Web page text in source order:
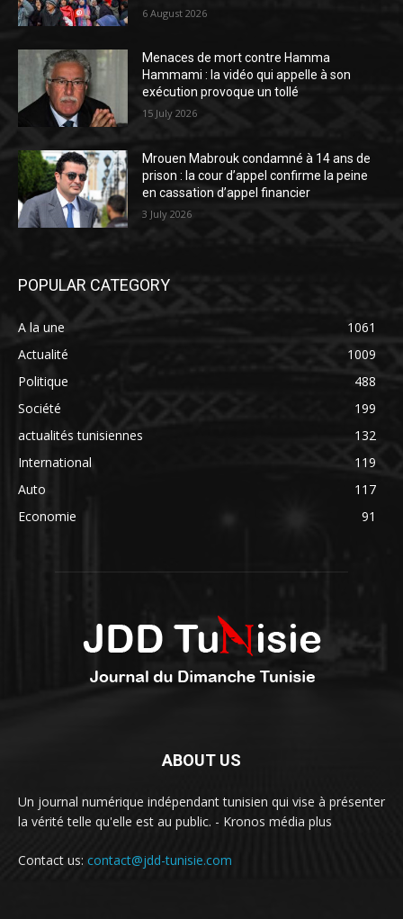
6 August 2026
Menaces de mort contre Hamma
Hammami : la vidéo qui appelle à son
exécution provoque un tollé
15 July 2026
Mrouen Mabrouk condamné à 14 ans de
prison : la cour d’appel confirme la peine
en cassation d’appel financier
3 July 2026
POPULAR CATEGORY
A la une
1061
Actualité
1009
Politique
488
Société
199
actualités tunisiennes
132
International
119
Auto
117
Economie
91
ABOUT US
Un journal numérique indépendant tunisien qui vise à présenter
la vérité telle qu'elle est au public. - Kronos média plus
Contact us: contact@jdd-tunisie.com